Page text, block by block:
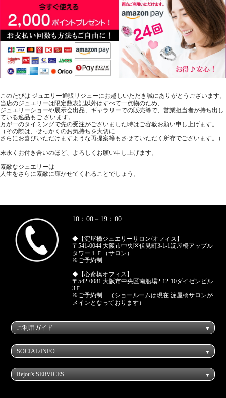
このたびは ジュエリー通販リジューにお越しいただき誠にありがとうございます。
当店のジュエリーは限定数表記以外はすべて一点物のため、
ジュエリーショーや展示会出品、ギャラリーでの販売等で、営業担当者が持ち出し
ている逸品もご ざいます。
万が一のタイミングで先の受注がございました時はご容赦お願い申し上げます。
（その際は、せっかくのお気持ちを大切に
さらにお喜びいただけますような再提案等もさせていただく所存でございます。）
末永くお付き合いのほど、よろしくお願い申し上げます。
素敵なジュエリーは
人生をさらに素敵に輝かせてくれることでしょう。
10：00－19：00
◆【淀屋橋ジュエリーサロン/オフィス】
〒541-0044 大阪市中央区伏見町3-1-1淀屋橋アップル
タワー１Ｆ（サロン）
※ご予約制
◆【心斎橋オフィス】
〒542-0081 大阪市中央区南船場2-12-10ダイゼンビル
3Ｆ
※ご予約制 （ショールームは現在 淀屋橋サロンが
メインとなっております）
ご利用ガイド
SOCIAL/INFO
Rejou's SERVICES